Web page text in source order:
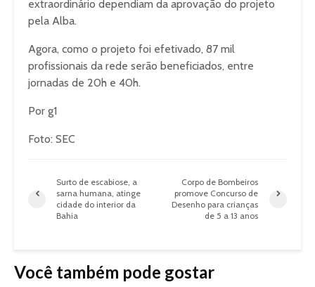
extraordinário dependiam da aprovação do projeto
pela Alba.
Agora, como o projeto foi efetivado, 87 mil
profissionais da rede serão beneficiados, entre
jornadas de 20h e 40h.
Por g1
Foto: SEC
Surto de escabiose, a
sarna humana, atinge
cidade do interior da
Bahia
Corpo de Bombeiros
promove Concurso de
Desenho para crianças
de 5 a 13 anos
Você também pode gostar